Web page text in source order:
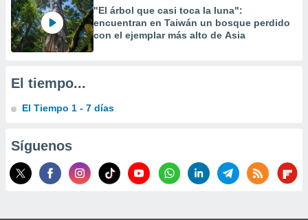
contenido
medir el
de la
el
de
de
de
uso de
con el
"El árbol que casi toca la luna":
encuentran en Taiwán un bosque perdido
con el ejemplar más alto de Asia
El tiempo...
El Tiempo 1 - 7 días
Síguenos